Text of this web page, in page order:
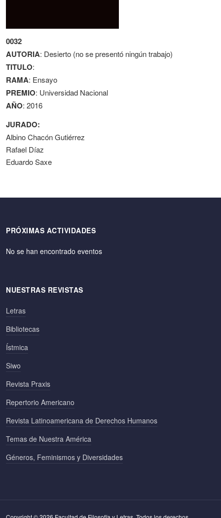
0032
AUTORIA: Desierto (no se presentó ningún trabajo)
TITULO:
RAMA: Ensayo
PREMIO: Universidad Nacional
AÑO: 2016
JURADO:
Albino Chacón Gutiérrez
Rafael Díaz
Eduardo Saxe
PRÓXIMAS ACTIVIDADES
No se han encontrado eventos
NUESTRAS REVISTAS
Letras
Bibliotecas
Ístmica
Siwo
Revista Praxis
Repertorio Americano
Revista Latinoamericana de Derechos Humanos
Temas de Nuestra América
Géneros, Feminismos y Diversidades